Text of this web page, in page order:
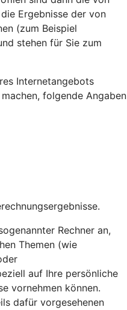
Ergebnisse der von
(zum Beispiel
stehen für Sie zum
Internetangebots
folgende Angaben
Rechner an,
Themen (wie
auf Ihre persönliche
vornehmen können.
dafür vorgesehenen